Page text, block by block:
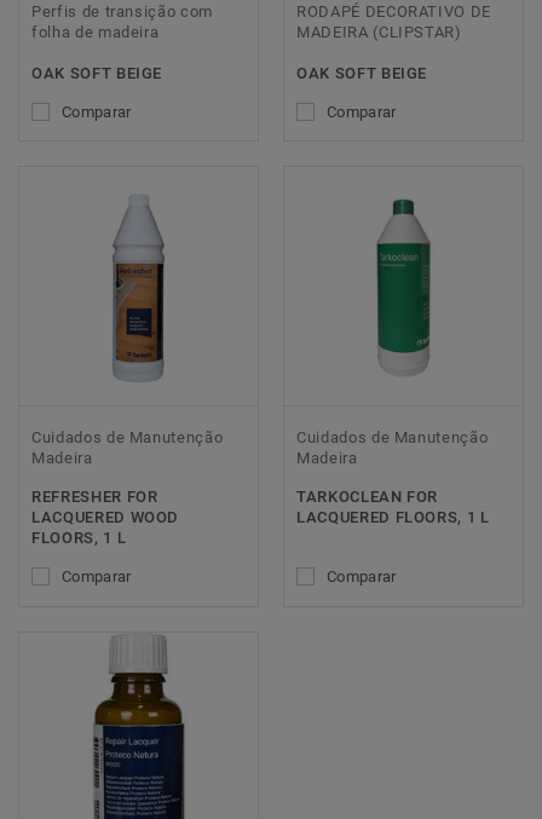
Perfis de transição com
folha de madeira
OAK SOFT BEIGE
Comparar
RODAPÉ DECORATIVO DE
MADEIRA (CLIPSTAR)
OAK SOFT BEIGE
Comparar
Cuidados de Manutenção
Madeira
REFRESHER FOR
LACQUERED WOOD
FLOORS, 1 L
Comparar
Cuidados de Manutenção
Madeira
TARKOCLEAN FOR
LACQUERED FLOORS, 1 L
Comparar